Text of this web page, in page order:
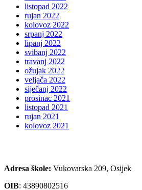
listopad 2022
rujan 2022
kolovoz 2022
srpanj 2022
lipanj 2022
svibanj 2022
travanj 2022
ožujak 2022
veljača 2022
siječanj 2022
prosinac 2021
listopad 2021
rujan 2021
kolovoz 2021
Adresa škole: Vukovarska 209, Osijek
OIB: 43890802516